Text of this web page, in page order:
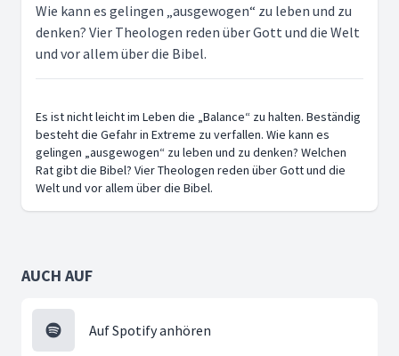
Wie kann es gelingen „ausgewogen“ zu leben und zu
denken? Vier Theologen reden über Gott und die Welt
und vor allem über die Bibel.
Es ist nicht leicht im Leben die „Balance“ zu halten. Beständig
besteht die Gefahr in Extreme zu verfallen. Wie kann es
gelingen „ausgewogen“ zu leben und zu denken? Welchen
Rat gibt die Bibel? Vier Theologen reden über Gott und die
Welt und vor allem über die Bibel.
AUCH AUF
Auf Spotify anhören